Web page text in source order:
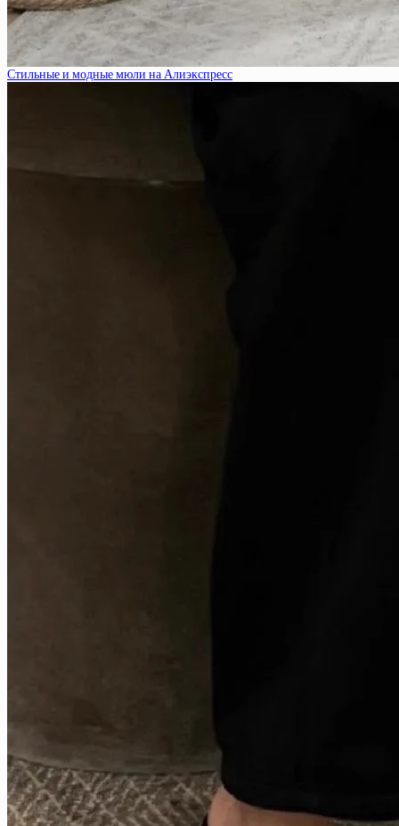
Стильные и модные мюли на Алиэкспресс